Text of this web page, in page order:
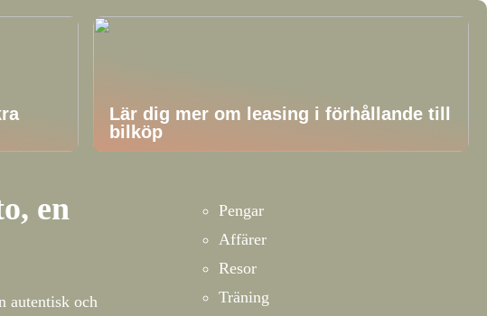
Lär dig mer om leasing i förhållande till
bilköp
en
autentisk och
Pengar
Affärer
Resor
Träning